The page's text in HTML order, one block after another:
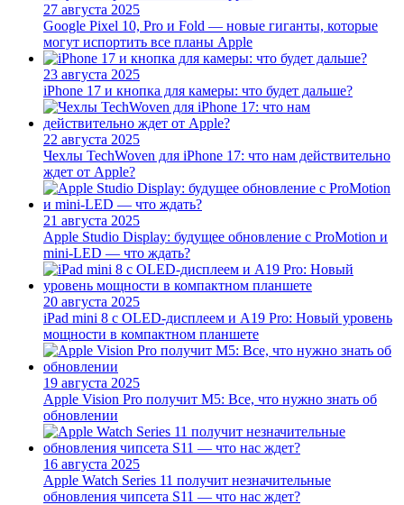
27 августа 2025
Google Pixel 10, Pro и Fold — новые гиганты, которые
могут испортить все планы Apple
23 августа 2025
iPhone 17 и кнопка для камеры: что будет дальше?
22 августа 2025
Чехлы TechWoven для iPhone 17: что нам действительно
ждет от Apple?
21 августа 2025
Apple Studio Display: будущее обновление с ProMotion и
mini-LED — что ждать?
20 августа 2025
iPad mini 8 с OLED-дисплеем и A19 Pro: Новый уровень
мощности в компактном планшете
19 августа 2025
Apple Vision Pro получит M5: Все, что нужно знать об
обновлении
16 августа 2025
Apple Watch Series 11 получит незначительные
обновления чипсета S11 — что нас ждет?